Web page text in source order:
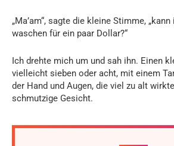
„Ma’am“, sagte die kleine Stimme,
waschen für ein paar Dollar?“
Ich drehte mich um und sah ihn. Einen
vielleicht sieben oder acht, mit einem
der Hand und Augen, die viel zu alt
schmutzige Gesicht.